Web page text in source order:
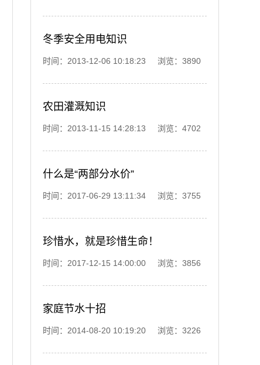
冬季安全用电知识
时间：2013-12-06 10:18:23 浏览：3890
农田灌溉知识
时间：2013-11-15 14:28:13 浏览：4702
什么是“两部分水价”
时间：2017-06-29 13:11:34 浏览：3755
珍惜水，就是珍惜生命！
时间：2017-12-15 14:00:00 浏览：3856
家庭节水十招
时间：2014-08-20 10:19:20 浏览：3226